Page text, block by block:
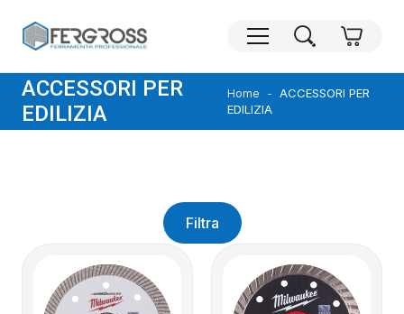
ACCESSORI PER
EDILIZIA
Home
ACCESSORI PER
EDILIZIA
Filtra